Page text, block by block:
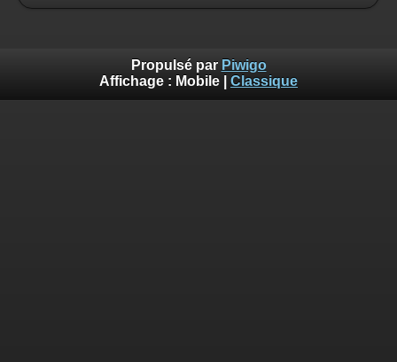
Propulsé par Piwigo
Affichage : Mobile Classique